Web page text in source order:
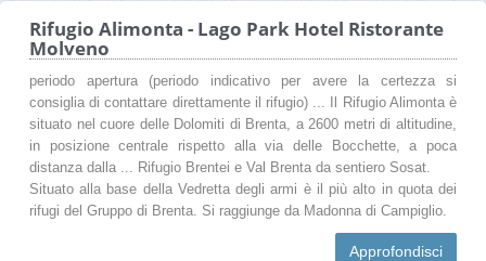
Rifugio Alimonta - Lago Park Hotel Ristorante
Molveno
periodo apertura (periodo indicativo per avere la certezza si
consiglia di contattare direttamente il rifugio) ... Il Rifugio Alimonta è
situato nel cuore delle Dolomiti di Brenta, a 2600 metri di altitudine,
in posizione centrale rispetto alla via delle Bocchette, a poca
distanza dalla ... Rifugio Brentei e Val Brenta da sentiero Sosat.
Situato alla base della Vedretta degli armi è il più alto in quota dei
rifugi del Gruppo di Brenta. Si raggiunge da Madonna di Campiglio.
Approfondisci